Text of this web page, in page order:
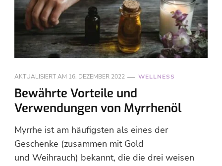
AKTUALISIERT AM 16. DEZEMBER 2022 WELLNESS
Bewährte Vorteile und
Verwendungen von Myrrhenöl
Myrrhe ist am häufigsten als eines der
Geschenke (zusammen mit Gold
und Weihrauch) bekannt, die die drei weisen